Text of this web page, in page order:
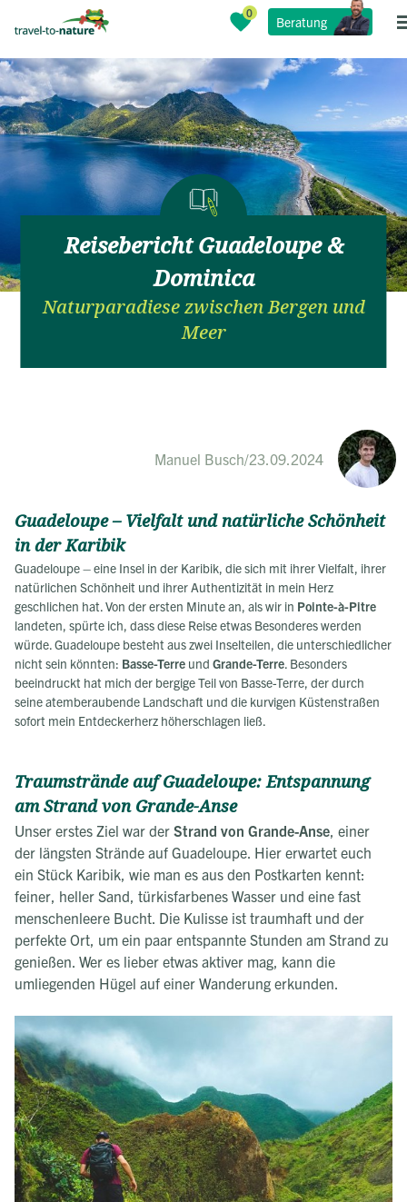
Beratung
Reisebericht Guadeloupe &
Dominica
Naturparadiese zwischen Bergen und
Meer
Manuel Busch/23.09.2024
Guadeloupe – Vielfalt und natürliche Schönheit
in der Karibik
Guadeloupe – eine Insel in der Karibik, die sich mit ihrer Vielfalt, ihrer
natürlichen Schönheit und ihrer Authentizität in mein Herz
geschlichen hat. Von der ersten Minute an, als wir in Pointe-à-Pitre
landeten, spürte ich, dass diese Reise etwas Besonderes werden
würde. Guadeloupe besteht aus zwei Inselteilen, die unterschiedlicher
nicht sein könnten: Basse-Terre und Grande-Terre. Besonders
beeindruckt hat mich der bergige Teil von Basse-Terre, der durch
seine atemberaubende Landschaft und die kurvigen Küstenstraßen
sofort mein Entdeckerherz höherschlagen ließ.
Traumstrände auf Guadeloupe: Entspannung
am Strand von Grande-Anse
Unser erstes Ziel war der Strand von Grande-Anse , einer
der längsten Strände auf Guadeloupe. Hier erwartet euch
ein Stück Karibik, wie man es aus den Postkarten kennt:
feiner, heller Sand, türkisfarbenes Wasser und eine fast
menschenleere Bucht. Die Kulisse ist traumhaft und der
perfekte Ort, um ein paar entspannte Stunden am Strand zu
genießen. Wer es lieber etwas aktiver mag, kann die
umliegenden Hügel auf einer Wanderung erkunden.